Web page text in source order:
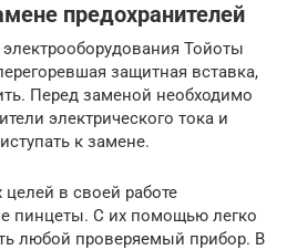
предохранителей
Тойоты
защитная вставка,
Перед заменой необходимо
электрического тока и
к замене.
в своей работе
пинцеты. С их помощью легко
любой проверяемый прибор. В